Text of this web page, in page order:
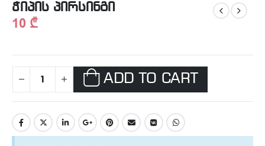
ჭიპის პირსინგი
10 ₾
ADD TO CART